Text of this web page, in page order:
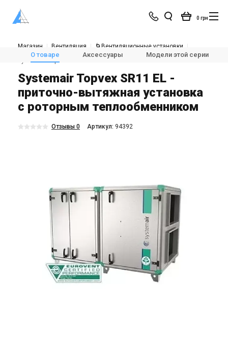
0 грн
Магазин Вентиляция
🌀Вентиляционные установки
💨Приточно-вытяжные установки с рекуперацией тепла
Systemair Topvex SR11 EL
О товаре Аксессуары Модели этой серии
Systemair Topvex SR11 EL -
приточно-вытяжная установка
с роторным теплообменником
Отзывы 0 Aртикул: 94392